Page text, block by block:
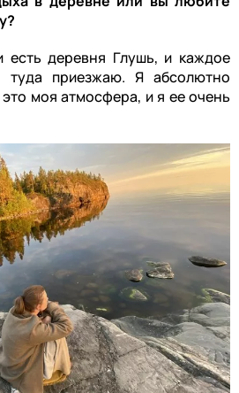
есть деревня Глушь, и каждое
туда приезжаю. Я абсолютно
моя атмосфера, и я ее очень